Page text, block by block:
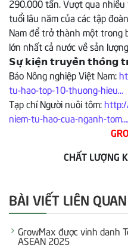
290.000 tấn. Vượt qua
tuổi lâu năm của các tập
Nam để trở thành một trong
lớn nhất cả nước về sản
𝗦𝘂̛̣ 𝗸𝗶𝗲̣̂𝗻 𝘁𝗿𝘂𝘆𝗲̂̀𝗻 𝘁𝗵𝗼̂𝗻𝗴
Báo Nông nghiệp Việt Nam:
tu-hao-top-10-thuong-hieu…
Tạp chí Người nuôi tôm:
niem-tu-hao-cua-nganh-
CHẤT LƯỢNG
BÀI VIẾT LIÊN QUAN
GrowMax được vinh danh
ASEAN 2025